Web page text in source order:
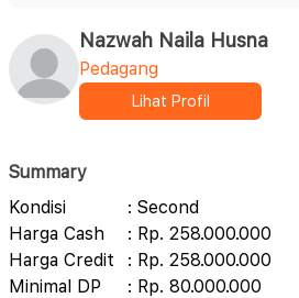
Nazwah Naila Husna
Pedagang
Lihat Profil
Summary
Kondisi
: Second
Harga Cash
: Rp. 258.000.000
Harga Credit
: Rp. 258.000.000
Minimal DP
: Rp. 80.000.000